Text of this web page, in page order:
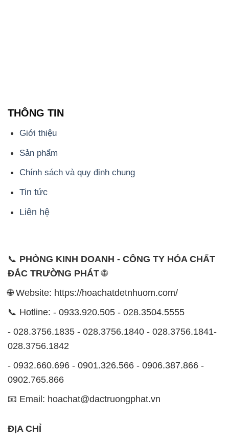
THÔNG TIN
Giới thiệu
Sản phẩm
Chính sách và quy định chung
Tin tức
Liên hệ
📞 PHÒNG KINH DOANH - CÔNG TY HÓA CHẤT
ĐẮC TRƯỜNG PHÁT🌐
🌐 Website: https://hoachatdetnhuom.com/
📞 Hotline: - 0933.920.505 - 028.3504.5555
- 028.3756.1835 - 028.3756.1840 - 028.3756.1841-
028.3756.1842
- 0932.660.696 - 0901.326.566 - 0906.387.866 -
0902.765.866
📧 Email: hoachat@dactruongphat.vn
ĐỊA CHỈ